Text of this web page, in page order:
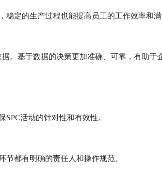
定的生产过程也能提高员工的工作效率和满
。基于数据的决策更加准确、可靠，有助于
活动的针对性和有效性。
节都有明确的责任人和操作规范。